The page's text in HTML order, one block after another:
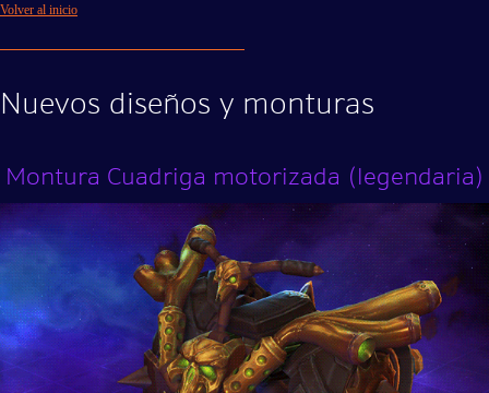
Volver al inicio
Nuevos diseños y monturas
Montura Cuadriga motorizada (legendaria)